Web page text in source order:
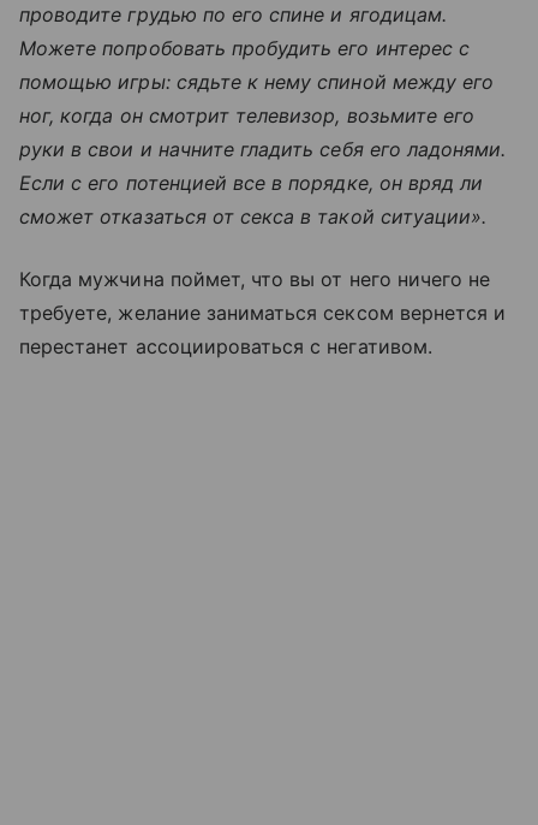
проводите грудью по его спине и ягодицам.
Можете попробовать пробудить его интерес с
помощью игры: сядьте к нему спиной между его
ног, когда он смотрит телевизор, возьмите его
руки в свои и начните гладить себя его ладонями.
Если с его потенцией все в порядке, он вряд ли
сможет отказаться от секса в такой ситуации».
Когда мужчина поймет, что вы от него ничего не
требуете, желание заниматься сексом вернется и
перестанет ассоциироваться с негативом.